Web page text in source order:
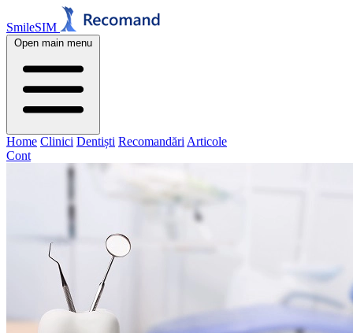
SmileSIM
Open main menu
Home Clinici Dentiști Recomandări Articole
Cont